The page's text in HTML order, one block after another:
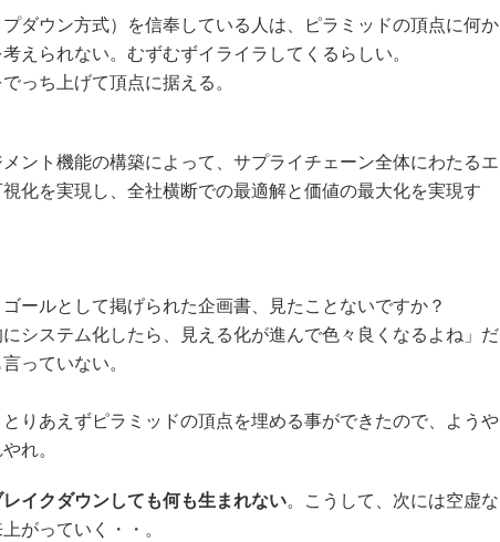
ダウン方式）を信奉している人は、ピラミッドの頂点に何か
えられない。むずむずイライラしてくるらしい。
っち上げて頂点に据える。
メント機能の構築によって、サプライチェーン全体にわたるエ
化を実現し、全社横断での最適解と価値の最大化を実現す
ールとして掲げられた企画書、見たことないですか？
システム化したら、見える化が進んで色々良くなるよね」だ
っていない。
りあえずピラミッドの頂点を埋める事ができたので、ようや
れ。
イクダウンしても何も生まれない。こうして、次には空虚な
がっていく・・。